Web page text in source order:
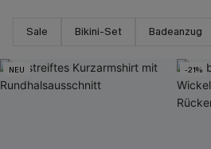
Sale Bikini-Set Badeanzug
NEU -21%